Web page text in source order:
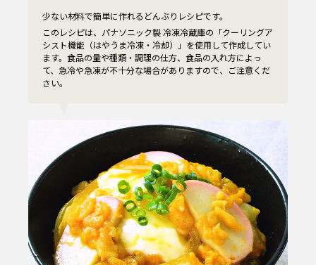
少ない材料で簡単に作れるどんぶりレシピです。
このレシピは、パナソニック製 冷凍冷蔵庫の「クーリングア
シスト機能（はやうま冷凍・冷却）」を使用して作成してい
ます。食品の量や種類・調理の仕方、食品の入れ方によっ
て、急冷や急凍が不十分な場合がありますので、ご注意くだ
さい。